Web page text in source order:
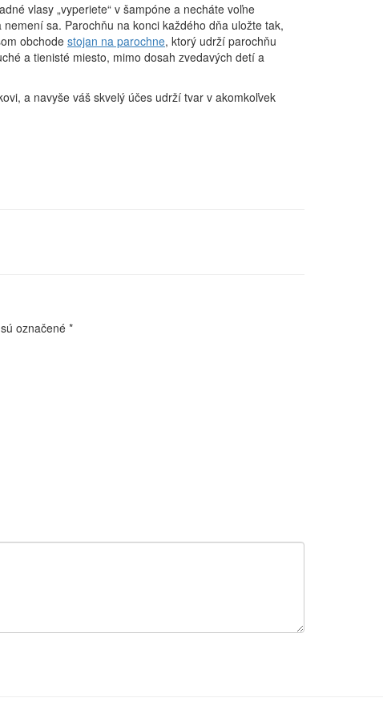
vlasy „vyperiete“ v šampóne a necháte voľne
sa. Parochňu na konci každého dňa uložte tak,
obchode stojan na parochne, ktorý udrží parochňu
a tienisté miesto, mimo dosah zvedavých detí a
a navyše váš skvelý účes udrží tvar v akomkoľvek
označené *